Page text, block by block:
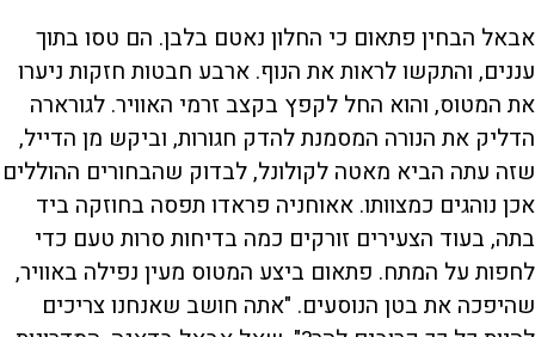
אבאל הבחין פתאום כי החלון נאטם בלבן. הם טסו בתוך
עננים, והתקשו לראות את הנוף. ארבע חבטות חזקות ניערו
את המטוס, והוא החל לקפץ בקצב זרמי האוויר. לגורארה
הדליק את הנורה המסמנת להדק חגורות, וביקש מן הדייל,
שזה עתה הביא מאטה לקולונל, לבדוק שהבחורים ההוללים
אכן נוהגים כמצוותו. אאוחניה פראדו תפסה בחוזקה ביד
בתה, בעוד הצעירים זורקים כמה בדיחות סרות טעם כדי
לחפות על המתח. פתאום ביצע המטוס מעין נפילה באוויר,
שהיפכה את בטן הנוסעים. "אתה חושב שאנחנו צריכים